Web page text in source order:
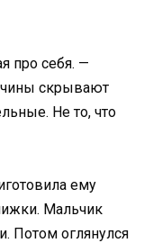
про себя. —
скрывают
Не то, что
ему
Мальчик
Потом оглянулся